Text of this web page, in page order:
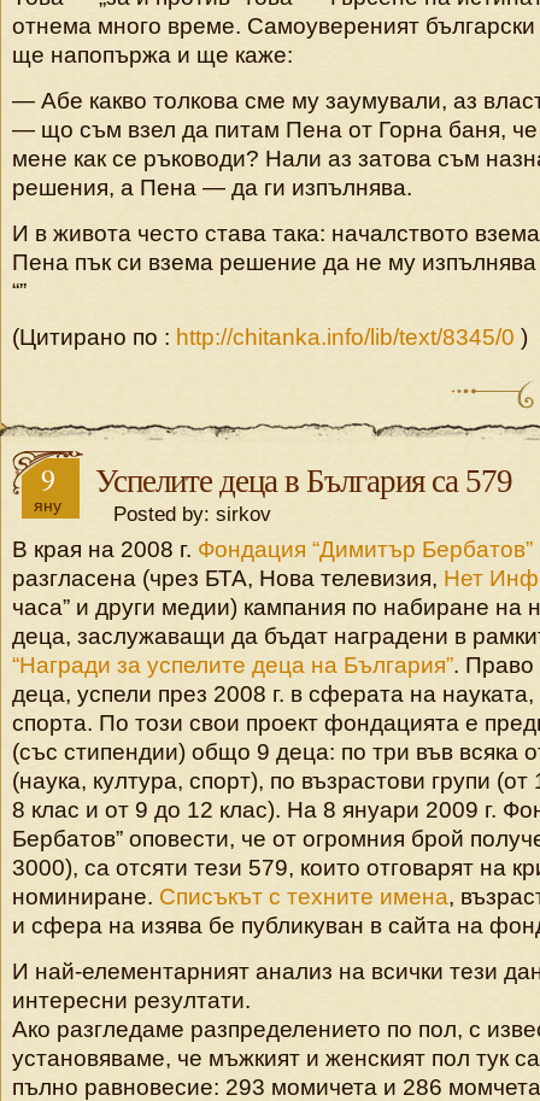
отнема много време. Самоувереният български
ще напопържа и ще каже:
— Абе какво толкова сме му заумували, аз
— що съм взел да питам Пена от Горна баня,
мене как се ръководи? Нали аз затова съм
решения, а Пена — да ги изпълнява.
И в живота често става така: началството
Пена пък си взема решение да не му
“”
(Цитирано по : http://chitanka.info/lib/text/8345/0 )
9
яну
Успелите деца в България са 579
Posted by: sirkov
В края на 2008 г. Фондация “Димитър Бербатов”
разгласена (чрез БТА, Нова телевизия, Нет
часа” и други медии) кампания по набиране на
деца, заслужаващи да бъдат наградени в
“Награди за успелите деца на България”. Право
деца, успели през 2008 г. в сферата на науката,
спорта. По този свои проект фондацията е
(със стипендии) общо 9 деца: по три във всяка
(наука, култура, спорт), по възрастови групи
8 клас и от 9 до 12 клас). На 8 януари 2009 г.
Бербатов” оповести, че от огромния брой
3000), са отсяти тези 579, които отговарят на
номиниране. Списъкът с техните имена,
и сфера на изява бе публикуван в сайта на
И най-елементарният анализ на всички тези
интересни резултати.
Ако разгледаме разпределението по пол, с
установяваме, че мъжкият и женският пол тук
пълно равновесие: 293 момичета и 286